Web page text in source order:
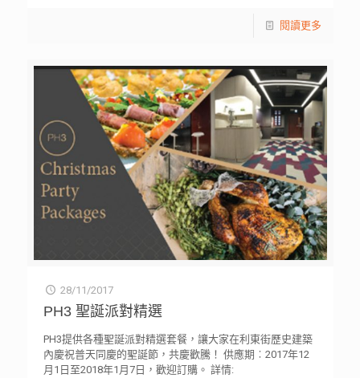
閱讀更多
28/11/2017
PH3 聖誕派對精選
PH3提供各種聖誕派對精選套餐，讓大家在利東街歷史建築
內慶祝普天同慶的聖誕節，共慶歡騰！ 供應期︰2017年12
月1日至2018年1月7日，歡迎訂購。 詳情: